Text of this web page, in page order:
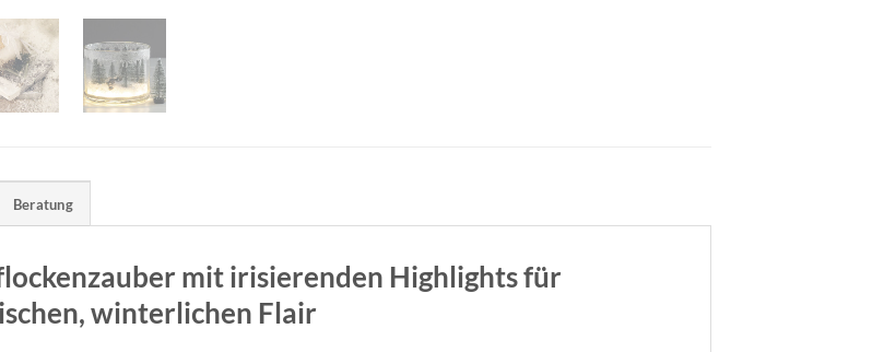
Beratung
mit irisierenden Highlights für
winterlichen Flair